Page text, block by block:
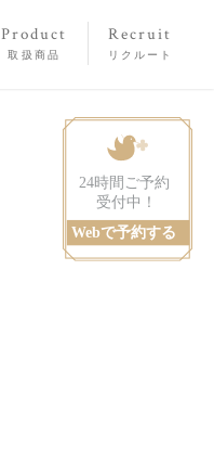
Product
取扱商品
Recruit
リクルート